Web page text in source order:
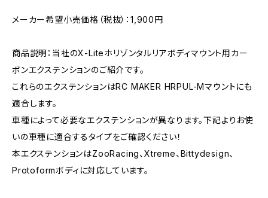
メーカー希望小売価格（税抜）：1,900円
商品説明：当社のX-Liteホリゾンタルリアボディマウント用カー
ボンエクステンションのご紹介です。
これらのエクステンションはRC MAKER HRPUL-Mマウントにも
適合します。
車種によって必要なエクステンションが異なります。下記よりお使
いの車種に適合するタイプをご確認ください！
本エクステンションはZooRacing、Xtreme、Bittydesign、
Protoformボディに対応しています。